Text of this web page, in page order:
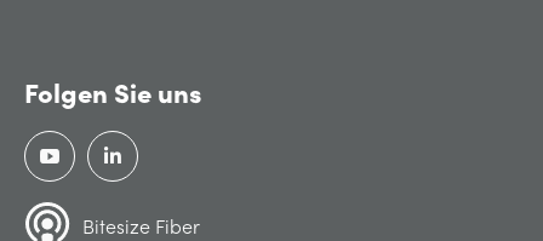
Folgen Sie uns
Bitesize Fiber